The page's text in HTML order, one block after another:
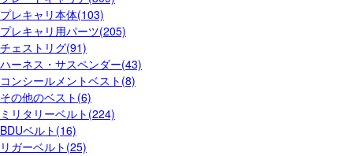
プレキャリ本体(103)
プレキャリ用パーツ(205)
チェストリグ(91)
ハーネス・サスペンダー(43)
コンシールメントベスト(8)
その他のベスト(6)
ミリタリーベルト(224)
BDUベルト(16)
リガーベルト(25)